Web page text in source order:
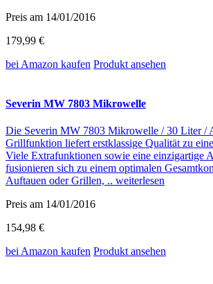
Preis am 14/01/2016
179,99 €
bei Amazon kaufen Produkt ansehen
Severin MW 7803 Mikrowelle
Die Severin MW 7803 Mikrowelle / 30 Liter /
Grillfunktion liefert erstklassige Qualität zu
Viele Extrafunktionen sowie eine einzigartige
fusionieren sich zu einem optimalen
Auftauen oder Grillen, .. weiterlesen
Preis am 14/01/2016
154,98 €
bei Amazon kaufen Produkt ansehen